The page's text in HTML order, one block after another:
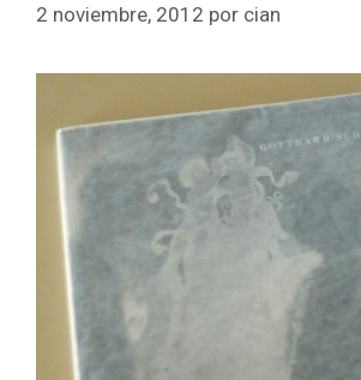
2 noviembre, 2012 por cian